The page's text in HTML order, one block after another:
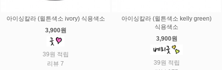
아이싱칼라 (윌튼색소 ivory) 식용색소
3,900원
39원 적립
리뷰 7
아이싱칼라 (윌튼색소 kelly green)
식용색소
3,900원
39원 적립